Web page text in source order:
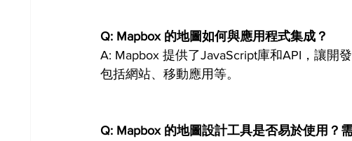
Q: Mapbox 的地圖如何與應用程式集成？
A: Mapbox 提供了JavaScript庫和API，讓開
包括網站、移動應用等。
Q: Mapbox 的地圖設計工具是否易於使用？